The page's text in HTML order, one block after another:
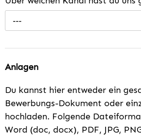
---
Anlagen
Du kannst hier entweder ein
Bewerbungs-Dokument oder
hochladen. Folgende
Word (doc, docx), PDF, JPG,